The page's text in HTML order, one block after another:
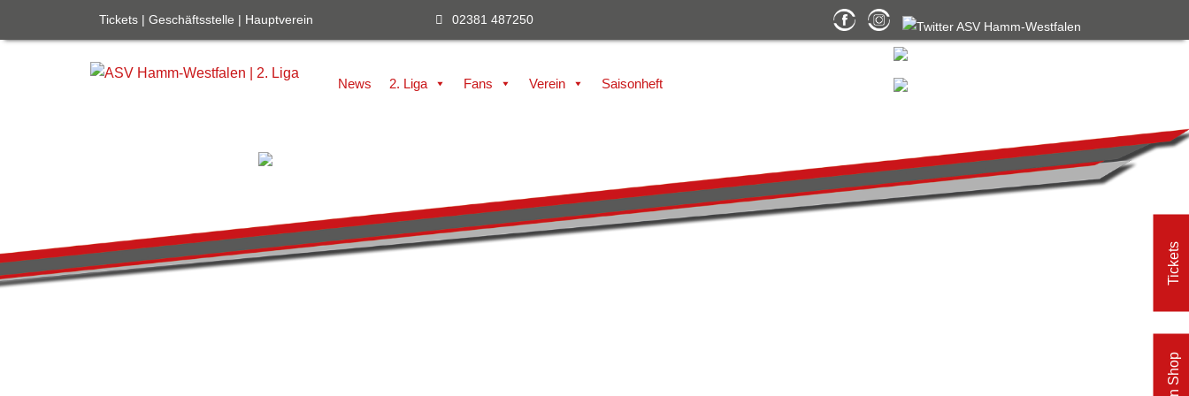
Tickets
Fan Shop
Tickets | Geschäftsstelle | Hauptverein 02381 487250
News 2. Liga Fans Verein Saisonheft